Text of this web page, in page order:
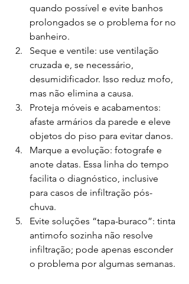
quando possível e evite banhos
prolongados se o problema for no
banheiro.
Seque e ventile: use ventilação
cruzada e, se necessário,
desumidificador. Isso reduz mofo,
mas não elimina a causa.
Proteja móveis e acabamentos:
afaste armários da parede e eleve
objetos do piso para evitar danos.
Marque a evolução: fotografe e
anote datas. Essa linha do tempo
facilita o diagnóstico, inclusive
para casos de infiltração pós-
chuva.
Evite soluções “tapa-buraco”: tinta
antimofo sozinha não resolve
infiltração; pode apenas esconder
o problema por algumas semanas.